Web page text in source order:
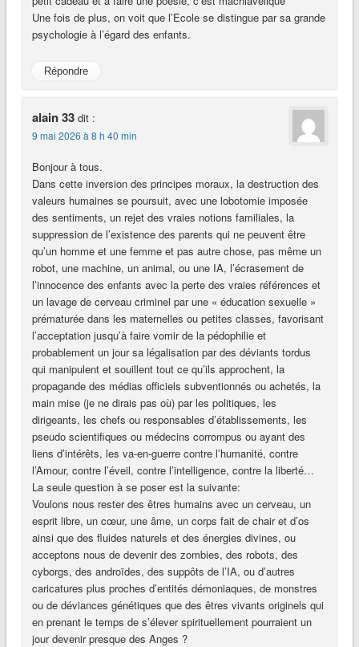
Une fois de plus, on voit que l’Ecole se distingue par sa grande
psychologie à l’égard des enfants.
Répondre
alain 33 dit :
9 mai 2026 à 8 h 40 min
Bonjour à tous.
Dans cette inversion des principes moraux, la destruction des
valeurs humaines se poursuit, avec une lobotomie imposée
des sentiments, un rejet des vraies notions familiales, la
suppression de l’existence des parents qui ne peuvent être
qu’un homme et une femme et pas autre chose, pas même un
robot, une machine, un animal, ou une IA, l’écrasement de
l’innocence des enfants avec la perte des vraies références et
un lavage de cerveau criminel par une « éducation sexuelle »
prématurée dans les maternelles ou petites classes, favorisant
l’acceptation jusqu’à faire vomir de la pédophilie et
probablement un jour sa légalisation par des déviants tordus
qui manipulent et souillent tout ce qu’ils approchent, la
propagande des médias officiels subventionnés ou achetés, la
main mise (je ne dirais pas où) par les politiques, les
dirigeants, les chefs ou responsables d’établissements, les
pseudo scientifiques ou médecins corrompus ou ayant des
liens d’intérêts, les va-en-guerre contre l’humanité, contre
l’Amour, contre l’éveil, contre l’intelligence, contre la liberté…
La seule question à se poser est la suivante:
Voulons nous rester des êtres humains avec un cerveau, un
esprit libre, un cœur, une âme, un corps fait de chair et d’os
ainsi que des fluides naturels et des énergies divines, ou
acceptons nous de devenir des zombies, des robots, des
cyborgs, des androïdes, des suppôts de l’IA, ou d’autres
caricatures plus proches d’entités démoniaques, de monstres
ou de déviances génétiques que des êtres vivants originels qui
en prenant le temps de s’élever spirituellement pourraient un
jour devenir presque des Anges ?